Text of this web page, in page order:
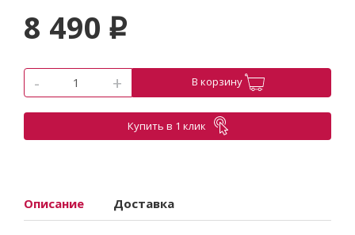
8 490 p
- + В корзину
Купить в 1 клик
Описание Доставка